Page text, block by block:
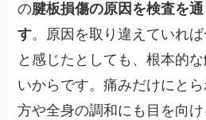
の腱板損傷の原因を検査を
す。原因を取り違えていれ
と感じたとしても、根本的
いからです。痛みだけにと
方や全身の調和にも目を向